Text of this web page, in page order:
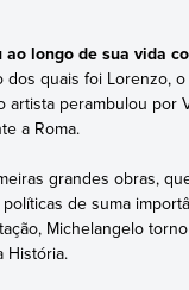
ao longo de sua vida
dos quais foi Lorenzo,
artista perambulou por
a Roma.
grandes obras,
de suma
Michelangelo
História.